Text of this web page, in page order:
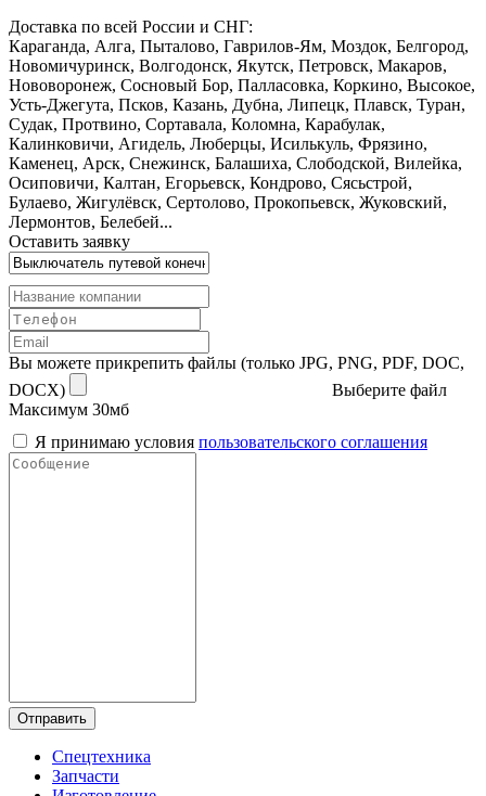
Доставка по всей России и СНГ:
Караганда, Алга, Пыталово, Гаврилов-Ям, Моздок, Белгород,
Новомичуринск, Волгодонск, Якутск, Петровск, Макаров,
Нововоронеж, Сосновый Бор, Палласовка, Коркино, Высокое,
Усть-Джегута, Псков, Казань, Дубна, Липецк, Плавск, Туран,
Судак, Протвино, Сортавала, Коломна, Карабулак,
Калинковичи, Агидель, Люберцы, Исилькуль, Фрязино,
Каменец, Арск, Снежинск, Балашиха, Слободской, Вилейка,
Осиповичи, Калтан, Егорьевск, Кондрово, Сясьстрой,
Булаево, Жигулёвск, Сертолово, Прокопьевск, Жуковский,
Лермонтов, Белебей...
Оставить заявку
Вы можете прикрепить файлы (только JPG, PNG, PDF, DOC,
DOCX)
Выберите файл
Максимум 30мб
Я принимаю условия пользовательского соглашения
Отправить
Спецтехника
Запчасти